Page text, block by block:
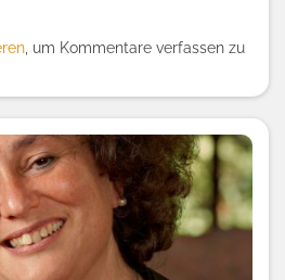
, um Kommentare verfassen zu